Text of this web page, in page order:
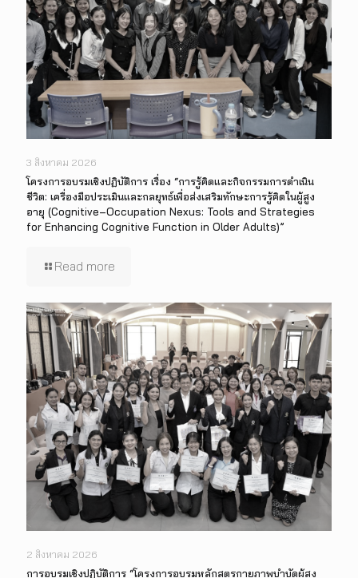
3 สิงหาคม 2026
โครงการอบรมเชิงปฏิบัติการ เรื่อง “การรู้คิดและกิจกรรมการดำเนิน
ชีวิต: เครื่องมือประเมินและกลยุทธ์เพื่อส่งเสริมทักษะการรู้คิดในผู้สูง
อายุ (Cognitive–Occupation Nexus: Tools and Strategies
for Enhancing Cognitive Function in Older Adults)”
Read more
2 สิงหาคม 2026
การอบรมเชิงปฏิบัติการ “โครงการอบรมหลักสูตรกายภาพบำบัดผู้สูง